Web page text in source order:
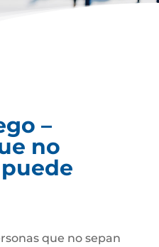
–
no
que no sepan